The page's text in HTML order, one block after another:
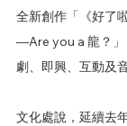
全新創作「《好了
—Are you a 龍？」
劇、即興、互動及
文化處說，延續去